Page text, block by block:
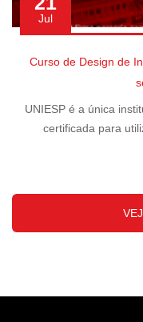
Jul
Curso de Design de
UNIESP é a única
certificada para